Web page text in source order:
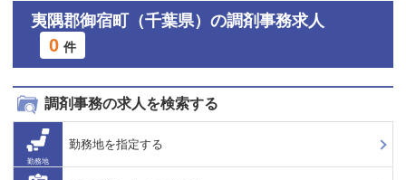
夷隅郡御宿町（千葉県）の調剤事務求人
0 件
調剤事務の求人を検索する
勤務地
勤務地を指定する